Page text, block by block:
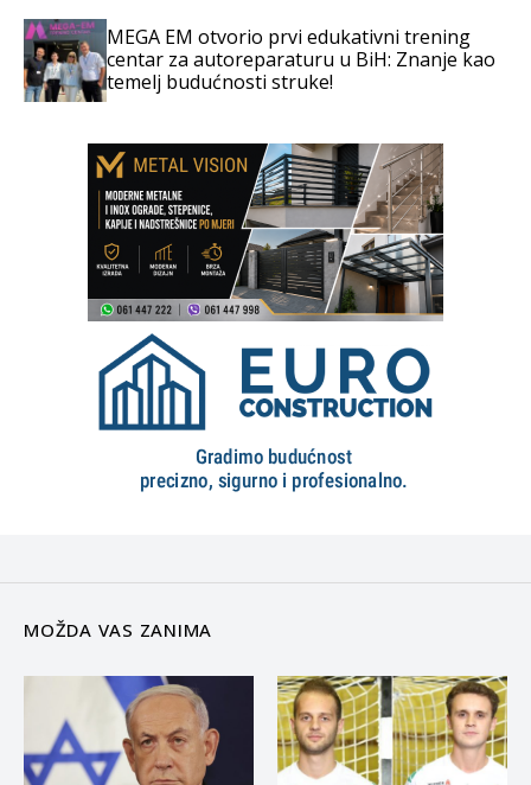
MEGA EM otvorio prvi edukativni trening
centar za autoreparaturu u BiH: Znanje kao
temelj budućnosti struke!
MOŽDA VAS ZANIMA